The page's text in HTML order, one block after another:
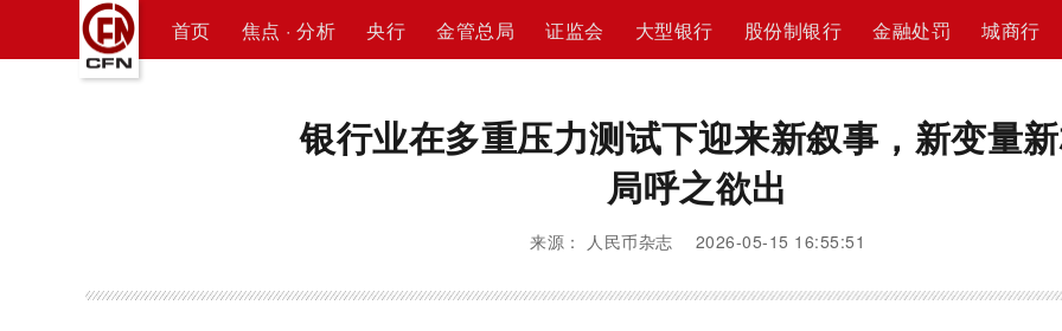
首页 焦点 · 分析 央行 金管总局 证监会 大型银行 股份制银行 金融处罚 城商行
银行业在多重压力测试下迎来新叙事，新变量
局呼之欲出
来源： 人民币杂志 2026-05-15 16:55:51